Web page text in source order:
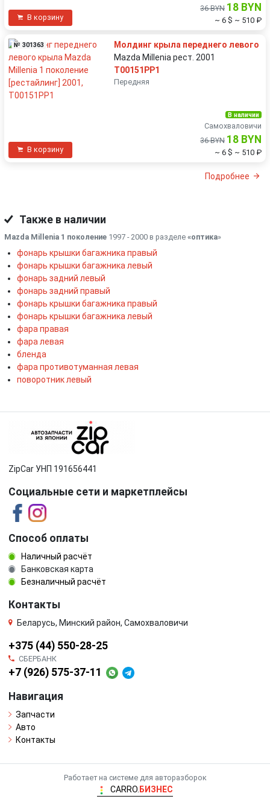
В корзину
36 BYN 18 BYN
~ 6 $ ~ 510 ₽
№ 301363
Молдинг крыла переднего левого
Mazda Millenia рест. 2001
T00151PP1
Передняя
В корзину
В наличии
Самохваловичи
36 BYN 18 BYN
~ 6 $ ~ 510 ₽
Подробнее
Также в наличии
Mazda Millenia 1 поколение 1997 - 2000 в разделе «оптика»
фонарь крышки багажника правый
фонарь крышки багажника левый
фонарь задний левый
фонарь задний правый
фонарь крышки багажника правый
фонарь крышки багажника левый
фара правая
фара левая
бленда
фара противотуманная левая
поворотник левый
ZipCar УНП 191656441
Социальные сети и маркетплейсы
Способ оплаты
Наличный расчёт
Банковская карта
Безналичный расчёт
Контакты
Беларусь, Минский район, Самохваловичи
+375 (44) 550-28-25
СБЕРБАНК
+7 (926) 575-37-11
Навигация
Запчасти
Авто
Контакты
Работает на системе для авторазборок
CARRO. БИЗНЕС